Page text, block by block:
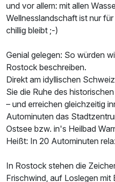
und vor allem: mit allen
Wellnesslandschaft ist nur
chillig bleibt ;-)
Genial gelegen: So würden
Rostock beschreiben.
Direkt am idyllischen
Sie die Ruhe des
– und erreichen gleichzeitig
Autominuten das
Ostsee bzw. in's Heilbad
Heißt: In 20 Autominuten
In Rostock stehen die
Frischwind, auf Loslegen mit